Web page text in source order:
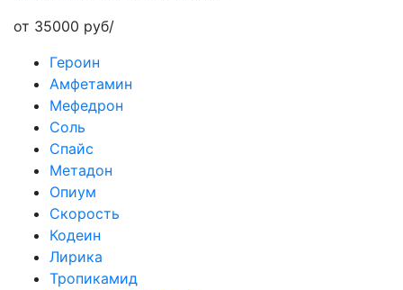
от 35000 руб/
Героин
Амфетамин
Мефедрон
Соль
Спайс
Метадон
Опиум
Скорость
Кодеин
Лирика
Тропикамид